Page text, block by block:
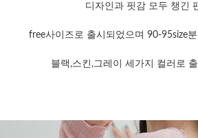
디자인과 핏감 모두 챙긴
free사이즈로 출시되었으며 90-95size
블랙,스킨,그레이 세가지 컬러로